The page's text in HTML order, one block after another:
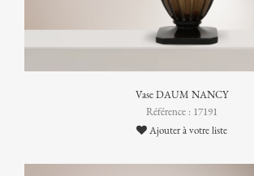
Vase DAUM NANCY
Référence : 17191
Ajouter à votre liste